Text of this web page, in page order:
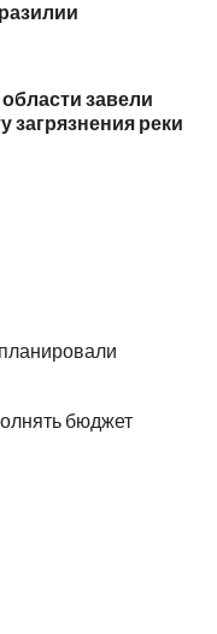
завели
загрязнения реки
бюджет